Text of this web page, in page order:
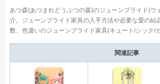
あつ森(あつまれどうぶつの森)のジューンブライド(ウ
介。ジューンブライド家具の入手方法や必要な愛の結
数、色違いのジューンブライド家具(キュート/シック/
関連記事